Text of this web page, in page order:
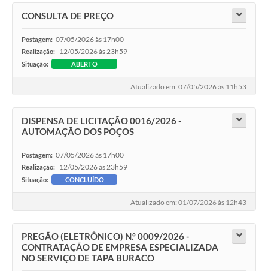
CONSULTA DE PREÇO
Postagem: 07/05/2026 às 17h00
Realização: 12/05/2026 às 23h59
Situação: ABERTO
Atualizado em: 07/05/2026 às 11h53
DISPENSA DE LICITAÇÃO 0016/2026 -
AUTOMAÇÃO DOS POÇOS
Postagem: 07/05/2026 às 17h00
Realização: 12/05/2026 às 23h59
Situação: CONCLUÍDO
Atualizado em: 01/07/2026 às 12h43
PREGÃO (ELETRÔNICO) N.º 0009/2026 -
CONTRATAÇÃO DE EMPRESA ESPECIALIZADA
NO SERVIÇO DE TAPA BURACO